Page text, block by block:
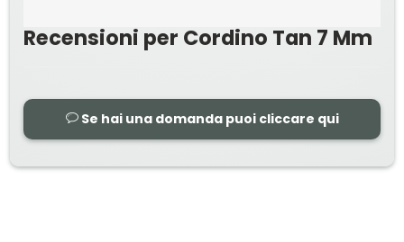
Recensioni per Cordino Tan 7 Mm
Se hai una domanda puoi cliccare qui